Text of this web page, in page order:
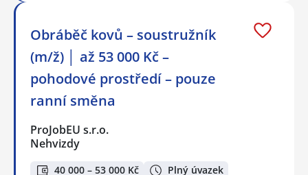
Obráběč kovů – soustružník
(m/ž) │ až 53 000 Kč –
pohodové prostředí – pouze
ranní směna
ProJobEU s.r.o.
Nehvizdy
40 000 – 53 000 Kč Plný úvazek